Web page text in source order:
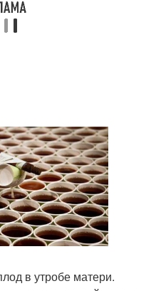
в утробе матери.